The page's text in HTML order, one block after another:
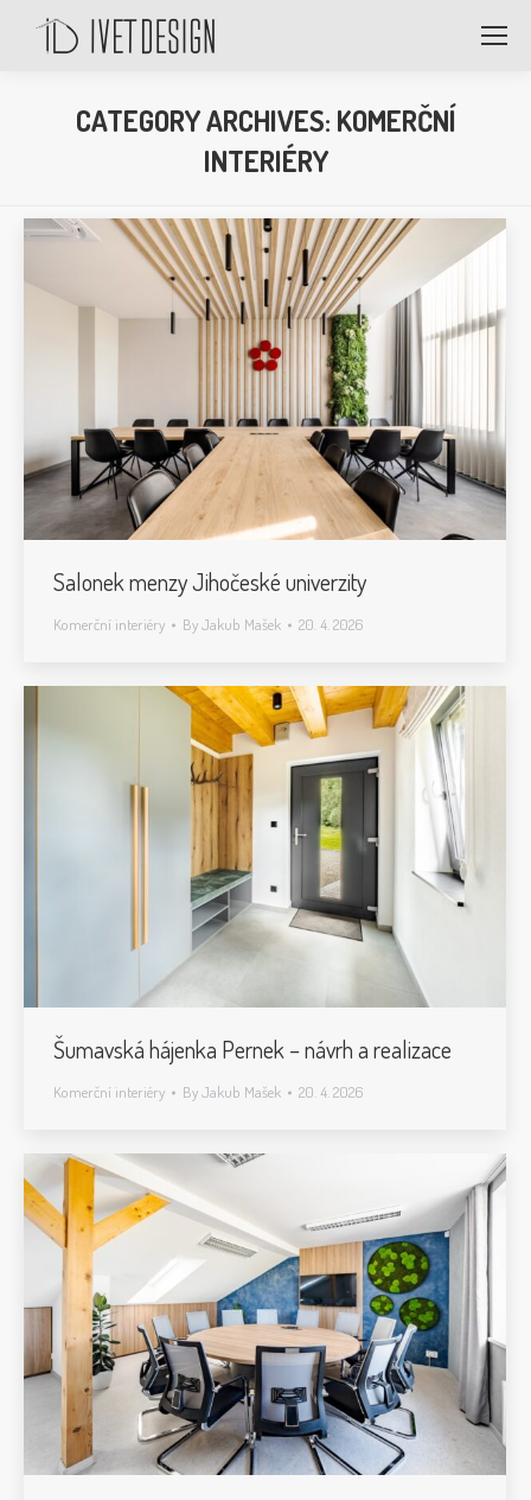
CATEGORY ARCHIVES: KOMERČNÍ
INTERIÉRY
Salonek menzy Jihočeské univerzity
Komerční interiéry ByJakub Mašek 20. 4. 2026
Šumavská hájenka Pernek – návrh a realizace
Komerční interiéry ByJakub Mašek 20. 4. 2026